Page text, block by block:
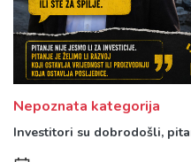
Nepoznata kategorija
Investitori su dobrodošli,